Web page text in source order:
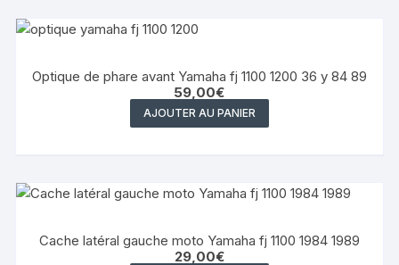
Optique de phare avant Yamaha fj 1100 1200 36 y 84 89
59,00€
AJOUTER AU PANIER
Cache latéral gauche moto Yamaha fj 1100 1984 1989
29,00€